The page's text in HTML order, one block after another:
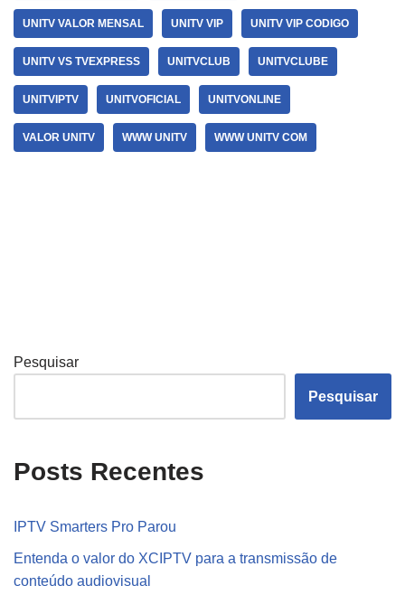
UNITV VALOR MENSAL UNITV VIP UNITV VIP CODIGO
UNITV VS TVEXPRESS UNITVCLUB UNITVCLUBE
UNITVIPTV UNITVOFICIAL UNITVONLINE
VALOR UNITV WWW UNITV WWW UNITV COM
Pesquisar
Pesquisar
Posts Recentes
IPTV Smarters Pro Parou
Entenda o valor do XCIPTV para a transmissão de
conteúdo audiovisual